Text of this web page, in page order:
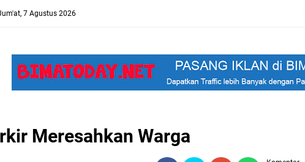
7 Agustus 2026
Meresahkan Warga